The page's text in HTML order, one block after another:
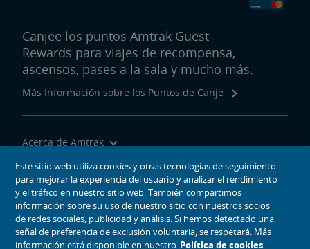
Canjee los puntos Amtrak Guest
Rewards para viajes de recompensa,
ascensos, pases a la sala y mucho más.
Más Información sobre los Puntos de Canje
Acerca de Amtrak
Viajar con Nosotros
Herramientas del Sitio
Este sitio web utiliza cookies y otras tecnologías de seguimiento
para mejorar la experiencia del usuario y analizar el rendimiento
y el tráfico en nuestro sitio web. También compartimos
información sobre su uso de nuestro sitio con nuestros socios
de redes sociales, publicidad y análisis. Si hemos detectado una
señal de preferencia de exclusión voluntaria, se respetará. Más
información está disponible en nuestro Política de cookies